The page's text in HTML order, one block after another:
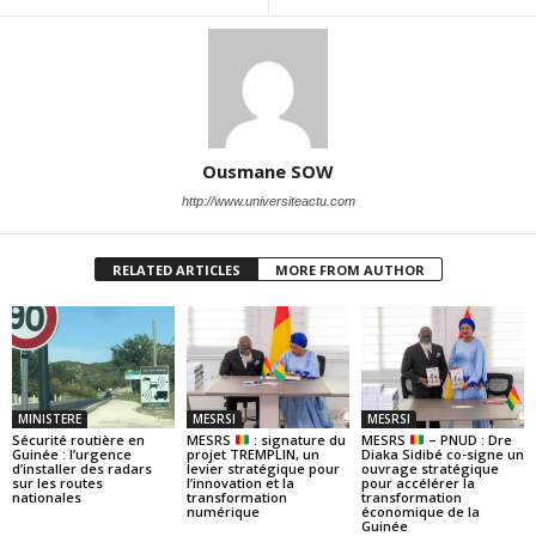
Ousmane SOW
http://www.universiteactu.com
RELATED ARTICLES MORE FROM AUTHOR
MINISTERE
Sécurité routière en
Guinée : l’urgence
d’installer des radars
sur les routes
nationales
MESRSI
MESRS
: signature du
projet TREMPLIN, un
levier stratégique pour
l’innovation et la
transformation
numérique
MESRSI
MESRS
– PNUD : Dre
Diaka Sidibé co-signe un
ouvrage stratégique
pour accélérer la
transformation
économique de la
Guinée